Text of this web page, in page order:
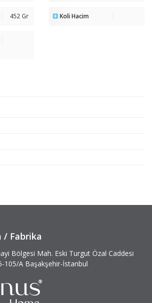
452 Gr Koli Hacim
/ Fabrika
Bölgesi Mah. Eski Turgut Özal Caddesi
105/A Başakşehir-İstanbul